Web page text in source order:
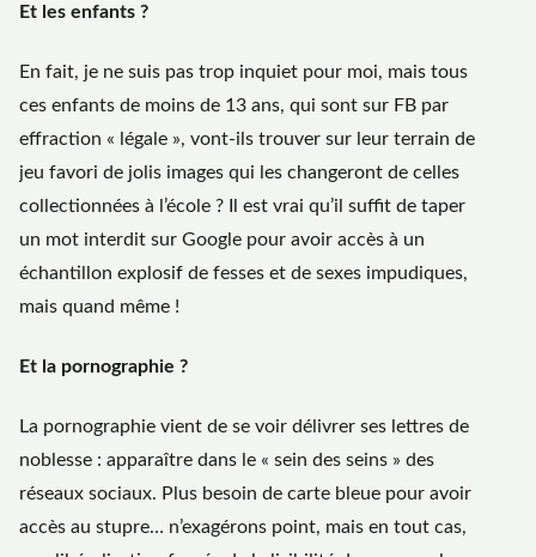
Et les enfants ?
En fait, je ne suis pas trop inquiet pour moi, mais tous
ces enfants de moins de 13 ans, qui sont sur FB par
effraction « légale », vont-ils trouver sur leur terrain de
jeu favori de jolis images qui les changeront de celles
collectionnées à l’école ? Il est vrai qu’il suffit de taper
un mot interdit sur Google pour avoir accès à un
échantillon explosif de fesses et de sexes impudiques,
mais quand même !
Et la pornographie ?
La pornographie vient de se voir délivrer ses lettres de
noblesse : apparaître dans le « sein des seins » des
réseaux sociaux. Plus besoin de carte bleue pour avoir
accès au stupre… n’exagérons point, mais en tout cas,